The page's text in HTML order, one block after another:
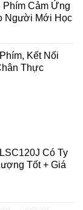
Cảm Ứng
Người Mới Học
Kết Nối
Thực
Có Ty
Tốt + Giá